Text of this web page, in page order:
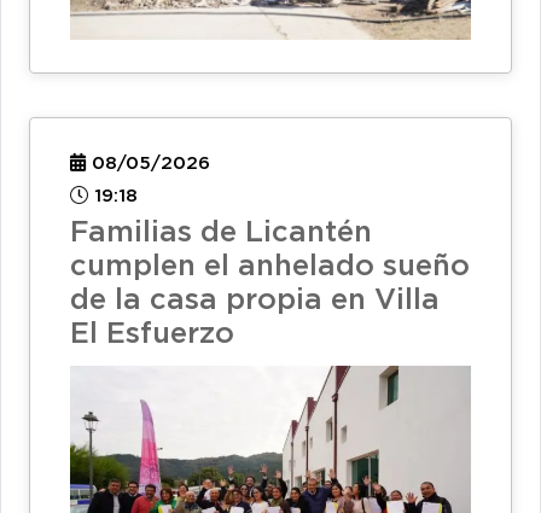
08/05/2026
19:18
Familias de Licantén
cumplen el anhelado sueño
de la casa propia en Villa
El Esfuerzo